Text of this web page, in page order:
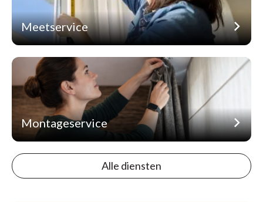
Meetservice
Montageservice
Alle diensten